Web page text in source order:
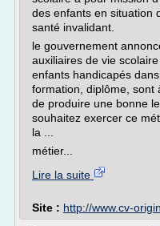
des enfants en situation
santé invalidant.
le gouvernement
auxiliaires de vie
enfants handicapés
formation, diplôme, sont
de produire une bonne
souhaitez exercer ce
la ...
métier...
Lire la suite
Site : http://www.cv-